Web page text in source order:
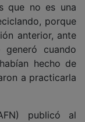
que no es una
porque
anterior, ante
cuando
hecho de
a practicarla
publicó al